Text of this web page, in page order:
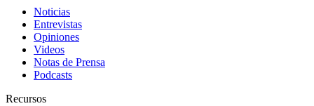
Noticias
Entrevistas
Opiniones
Videos
Notas de Prensa
Podcasts
Recursos